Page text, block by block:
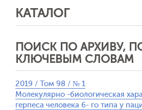
КАТАЛОГ
ПОИСК ПО АРХИВУ,
КЛЮЧЕВЫМ СЛОВАМ
2019 / Том 98 / № 1
Молекулярно -биологическая
герпеса человека 6- го типа у